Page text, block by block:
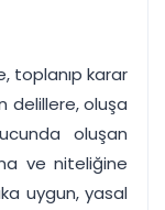
toplanıp karar
delillere, oluşa
oluşan
ve niteliğine
uygun, yasal